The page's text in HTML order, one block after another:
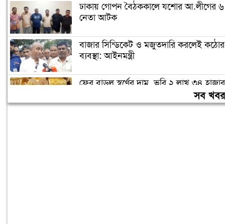
ঢাকায় গোপন বৈঠককালে যশোর আ.লীগের ৬
নেতা আটক
বাজার সিন্ডিকেট ও মজুতদারি করলেই কঠোর
ব্যবস্থা: আইনমন্ত্রী
ফের বাড়ল স্বর্ণের দাম, ভরি ২ লাখ ৩৪ হাজার
সব